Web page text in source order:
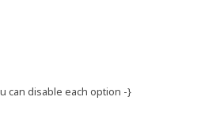
can disable each option -}